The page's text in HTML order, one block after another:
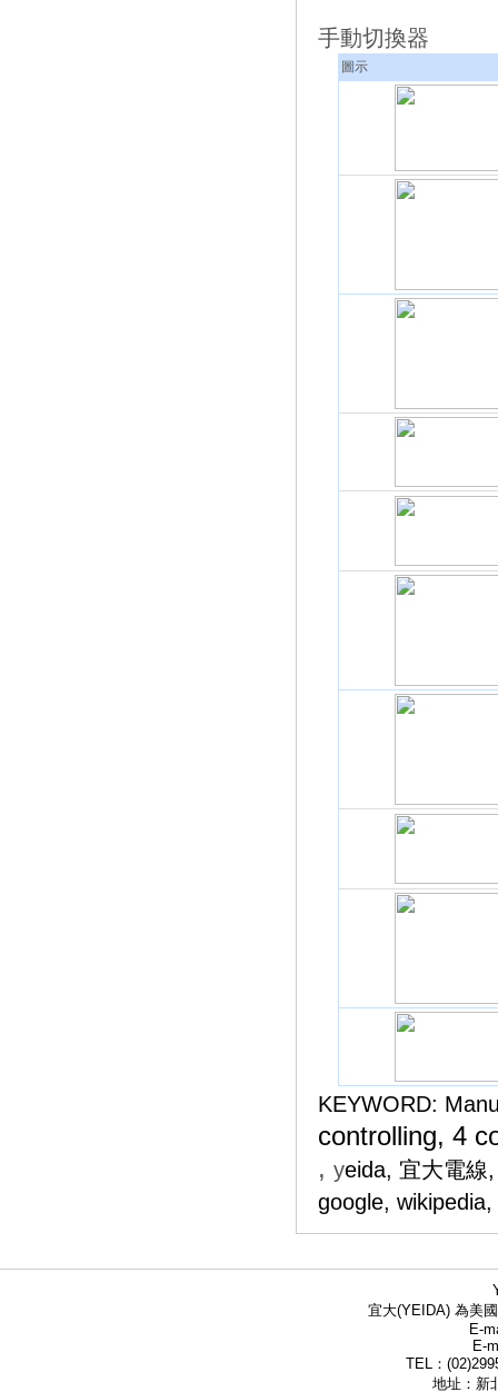
手動切換器
圖示
KEYWORD:
controlling, 4
, yeida, 宜大電線
google,
宜大(YEIDA) 為美
E-
E-
TEL：
地址：新